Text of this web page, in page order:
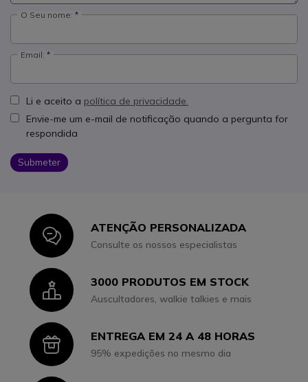
O Seu nome:
Email:
Li e aceito a política de privacidade.
Envie-me um e-mail de notificação quando a pergunta for
respondida
Submeter
IconATENÇÃO PERSONALIZADA
Consulte os nossos especialistas
Icon3000 PRODUTOS EM STOCK
Auscultadores, walkie talkies e mais
IconENTREGA EM 24 A 48 HORAS
95% expedições no mesmo dia